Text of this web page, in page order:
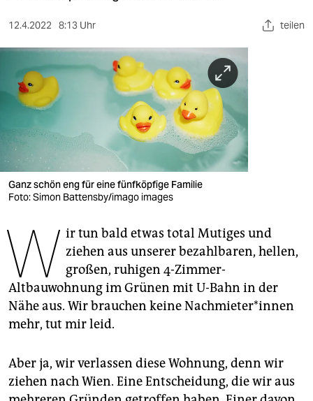
nord
wahrheit
verlag
verlag
veranstaltungen
shop
unterstützen
abo
genossenschaft
epaper login
12.4.2022 8:13 Uhr teilen
Ganz schön eng für eine fünfköpfige Familie
Foto: Simon Battensby/imago images
W ir tun bald etwas total Mutiges und
ziehen aus unserer bezahlbaren, hellen,
großen, ruhigen 4-Zimmer-
Altbauwohnung im Grünen mit U-Bahn in der
Nähe aus. Wir brauchen keine Nach­mie­te­r*in­nen
mehr, tut mir leid.
Aber ja, wir verlassen diese Wohnung, denn wir
ziehen nach Wien. Eine Entscheidung, die wir aus